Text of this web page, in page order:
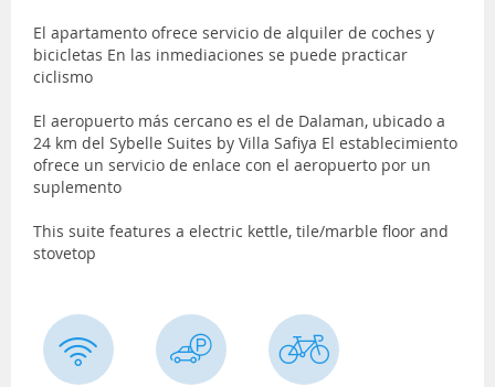
El apartamento ofrece servicio de alquiler de coches y
bicicletas En las inmediaciones se puede practicar
ciclismo
El aeropuerto más cercano es el de Dalaman, ubicado a
24 km del Sybelle Suites by Villa Safiya El establecimiento
ofrece un servicio de enlace con el aeropuerto por un
suplemento
This suite features a electric kettle, tile/marble floor and
stovetop